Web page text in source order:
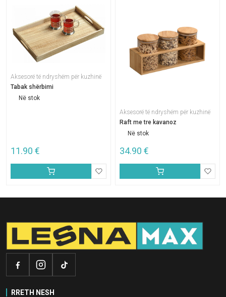
Aksesorë të ndryshëm për kuzhinë
Tabak shërbimi
Në stok
11.90 €
Aksesorë të ndryshëm për kuzhinë
Raft me tre kavanoz
Në stok
34.90 €
RRETH NESH